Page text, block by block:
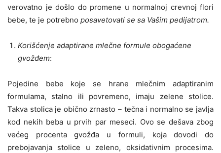
verovatno je došlo do promene u normalnoj crevnoj flori
bebe, te je potrebno posavetovati se sa Vašim pedijatrom.
Korišćenje adaptirane mlečne formule obogaćene
gvožđem:
Pojedine bebe koje se hrane mlečnim adaptiranim
formulama, stalno ili povremeno, imaju zelene stolice.
Takva stolica je obično zrnasto – tečna i normalno se javlja
kod nekih beba u prvih par meseci. Ovo se dešava zbog
većeg procenta gvožđa u formuli, koja dovodi do
prebojavanja stolice u zeleno, oksidativnim procesima.